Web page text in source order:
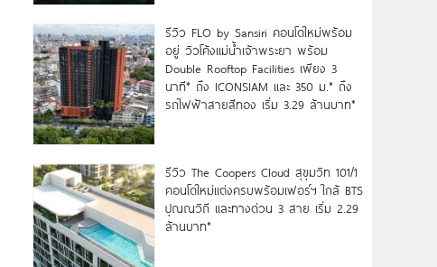
รีวิว FLO by Sansiri คอนโดใหม่พร้อม
อยู่ วิวโค้งแม่น้ำเจ้าพระยา พร้อม
Double Rooftop Facilities เพียง 3
นาที* ถึง ICONSIAM และ 350 ม.* ถึง
รถไฟฟ้าสายสีทอง เริ่ม 3.29 ล้านบาท*
รีวิว The Coopers Cloud สุขุมวิท 101/1
คอนโดใหม่แต่งครบพร้อมเฟอร์ฯ ใกล้ BTS
ปุณณวิถี และทางด่วน 3 สาย เริ่ม 2.29
ล้านบาท*